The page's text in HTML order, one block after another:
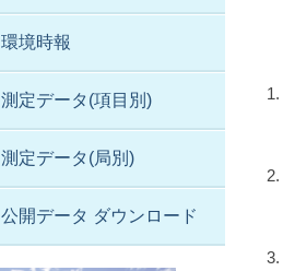
環境時報
測定データ(項目別)
測定データ(局別)
公開データ ダウンロード